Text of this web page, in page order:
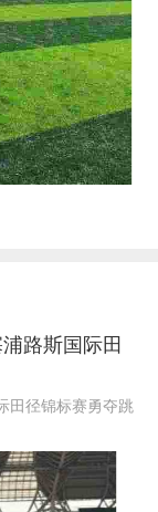
路斯国际田
田径锦标赛勇夺跳